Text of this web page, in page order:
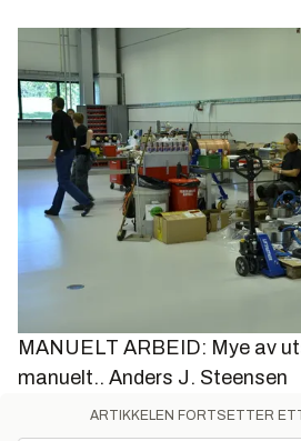
MANUELT ARBEID: Mye av
manuelt.. Anders J. Steensen
ARTIKKELEN FORTSETTER